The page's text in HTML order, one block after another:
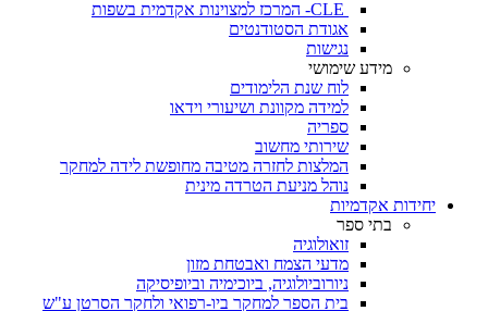
אגודת הסטודנטים
נגישות
מידע שימושי
לוח שנת הלימודים
למידה מקוונת ושיעורי וידאו
ספריה
שירותי מחשוב
המלצות לחזרה מטיבה מחופשת לידה למחקר
נוהל מניעת הטרדה מינית
יחידות אקדמיות
בתי ספר
זואולוגיה
מדעי הצמח ואבטחת מזון
ניורוביולוגיה, ביוכימיה וביופיסיקה
בית הספר למחקר ביו-רפואי ולחקר הסרטן ע"ש